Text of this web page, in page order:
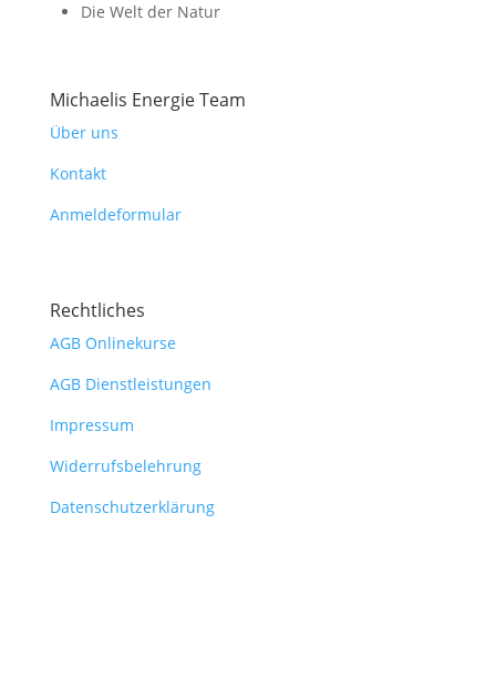
Die Welt der Natur
Michaelis Energie Team
Über uns
Kontakt
Anmeldeformular
Rechtliches
AGB Onlinekurse
AGB Dienstleistungen
Impressum
Widerrufsbelehrung
Datenschutzerklärung